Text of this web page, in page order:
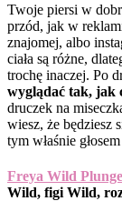
Twoje piersi w
przód, jak w
znajomej, albo
ciała są różne,
trochę inaczej. Po
wyglądać tak, jak
druczek na
wiesz, że będziesz
tym właśnie
Freya Wild
Wild, figi Wild,